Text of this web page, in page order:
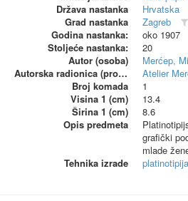
Država nastanka
Hrvatska
Grad nastanka
Zagreb
Godina nastanka:
oko 1907
Stoljeće nastanka:
20
Autor (osoba)
Merćep,
Autorska radionica (proizvođač)
Atelier
Broj komada
1
Visina 1 (cm)
13.4
Širina 1 (cm)
8.6
Opis predmeta
grafički
mlade
Tehnika izrade
platinotipija